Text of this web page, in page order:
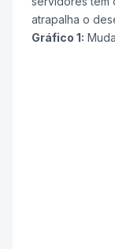
atrapalha o
Gráfico 1: